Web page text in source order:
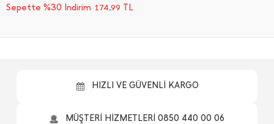
Sepette %30 İndirim 174,99 TL
HIZLI VE GÜVENLİ KARGO
MÜŞTERİ HİZMETLERİ 0850 440 00 06